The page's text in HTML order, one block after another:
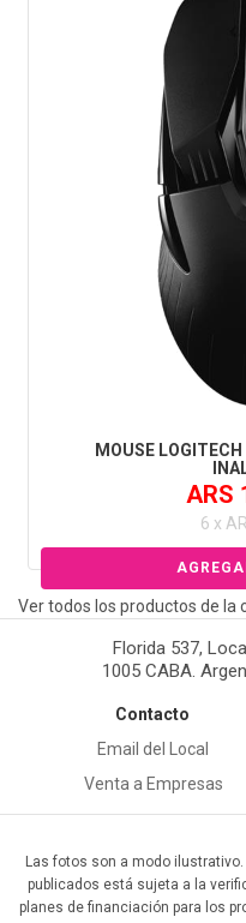
MOUSE
ARS
6 x
Ver todos los productos de la
Florida 537,
1005 CABA.
Contacto
Email del Local
Venta a Empresas
Las fotos son a modo
publicados está sujeta a la
planes de financiación para los